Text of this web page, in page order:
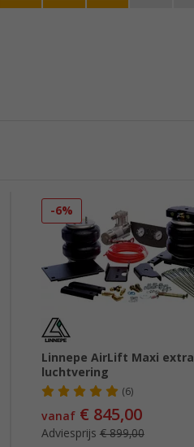
-6%
Linnepe AirLift Maxi extra
luchtvering
(6)
vanaf€ 845,00
Adviesprijs € 899,00